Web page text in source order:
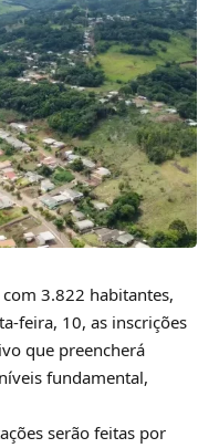
3.822 habitantes,
feira, 10, as inscrições
que preencherá
fundamental,
serão feitas por